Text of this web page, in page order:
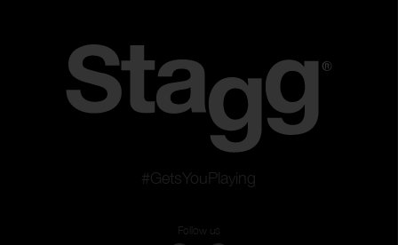
#GetsYouPlaying
Follow us